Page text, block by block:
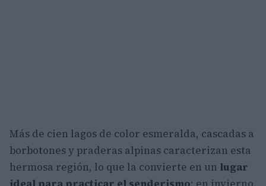
Más de cien lagos de color esmeralda, cascadas a
borbotones y praderas alpinas caracterizan esta
hermosa región, lo que la convierte en un lugar